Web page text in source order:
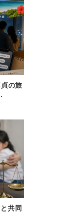
の旅
共同